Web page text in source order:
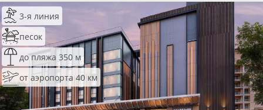
3-я линия
песок
до пляжа 350 м
от аэропорта 40 км
Сетевые отели Египта
Сетевые отели ОАЭ
Сетевые отели Таиланда
Сетевые отели Шри Ланки